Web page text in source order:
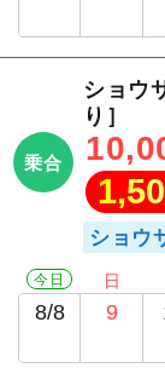
乗合
ショウ
り］
ショウ
今日
8/8
日
9